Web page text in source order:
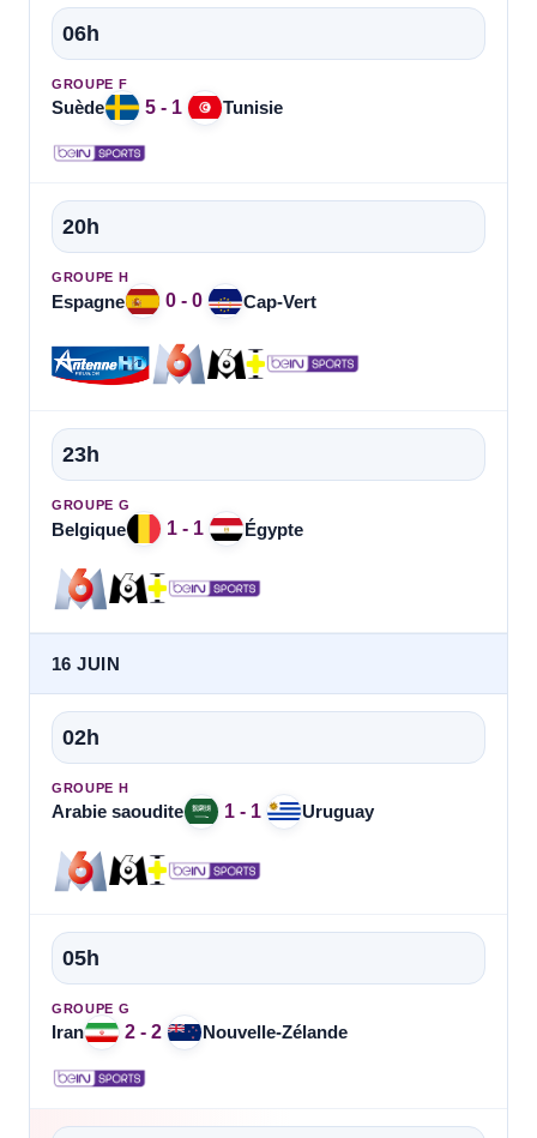
06h
GROUPE F
Suède 5 - 1 Tunisie
20h
GROUPE H
Espagne 0 - 0 Cap-Vert
23h
GROUPE G
Belgique 1 - 1 Égypte
16 JUIN
02h
GROUPE H
Arabie saoudite 1 - 1 Uruguay
05h
GROUPE G
Iran 2 - 2 Nouvelle-Zélande